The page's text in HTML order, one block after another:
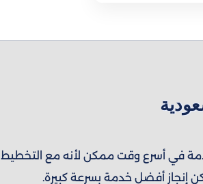
في أسرع وقت ممكن لأنه مع التخطيط
إنجاز أفضل خدمة بسرعة كبيرة.